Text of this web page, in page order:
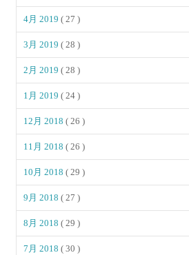
4月 2019( 27 )
3月 2019( 28 )
2月 2019( 28 )
1月 2019( 24 )
12月 2018( 26 )
11月 2018( 26 )
10月 2018( 29 )
9月 2018( 27 )
8月 2018( 29 )
7月 2018( 30 )